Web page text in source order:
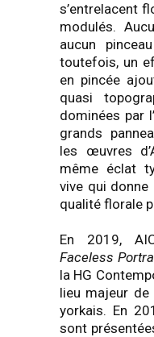
s’entrelacent
modulés.
aucun
toutefois, un
en pincée
quasi
dominées par
grands
les œuvres
même éclat
vive qui
qualité florale
En 2019,
Faceless
la HG
lieu majeur de
yorkais. En
sont